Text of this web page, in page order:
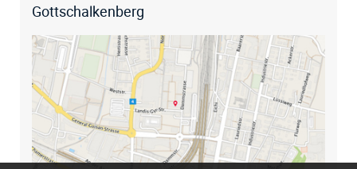
Gottschalkenberg